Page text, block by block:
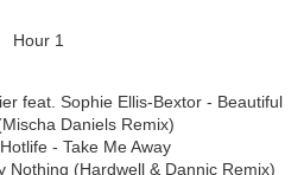
Hour 1
feat. Sophie Ellis-Bextor - Beautiful
Daniels Remix)
Hotlife - Take Me Away
Nothing (Hardwell & Dannic Remix)